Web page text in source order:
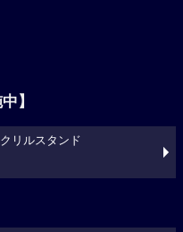
】
リルスタンド